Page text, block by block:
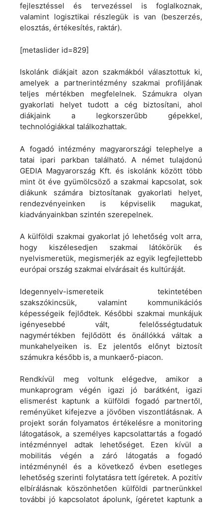
fejlesztéssel és tervezéssel is foglalkoznak,
valamint logisztikai részlegük is van (beszerzés,
elosztás, értékesítés, raktár).
[metaslider id=829]
Iskolánk diákjait azon szakmákból választottuk ki,
amelyek a partnerintézmény szakmai profiljának
teljes mértékben megfelelnek. Számukra olyan
gyakorlati helyet tudott a cég biztosítani, ahol
diákjaink a legkorszerűbb gépekkel,
technológiákkal találkozhattak.
A fogadó intézmény magyarországi telephelye a
tatai ipari parkban található. A német tulajdonú
GEDIA Magyarország Kft. és iskolánk között több
mint öt éve gyümölcsöző a szakmai kapcsolat, sok
diákunk számára biztosítanak gyakorlati helyet,
rendezvényeinken is képviselik magukat,
kiadványainkban szintén szerepelnek.
A külföldi szakmai gyakorlat jó lehetőség volt arra,
hogy kiszélesedjen szakmai látókörük és
nyelvismeretük, megismerjék az egyik legfejlettebb
európai ország szakmai elvárásait és kultúráját.
Idegennyelv-ismereteik tekintetében
szakszókincsük, valamint kommunikációs
képességeik fejlődtek. Későbbi szakmai munkájuk
igényesebbé vált, felelősségtudatuk
nagymértékben fejlődött és önállókká váltak a
munkahelyeiken is. Ez jelentős előnyt biztosít
számukra később is, a munkaerő-piacon.
Rendkívül meg voltunk elégedve, amikor a
munkaprogram végén igazi jó barátként, igazi
elismerést kaptunk a külföldi fogadó partnertől,
reményüket kifejezve a jövőben viszontlátásnak. A
projekt során folyamatos értékelésre a monitoring
látogatások, a személyes kapcsolattartás a fogadó
intézménnyel adtak lehetőséget. Ezen kívül a
mobilitás végén a záró látogatás a fogadó
intézménynél és a következő évben esetleges
lehetőség szerinti folytatásra tett ígéretek. A pozitív
elbírálásnak köszönhetően külföldi partnerünkkel
további jó kapcsolatot ápolunk, ígéretet kaptunk a